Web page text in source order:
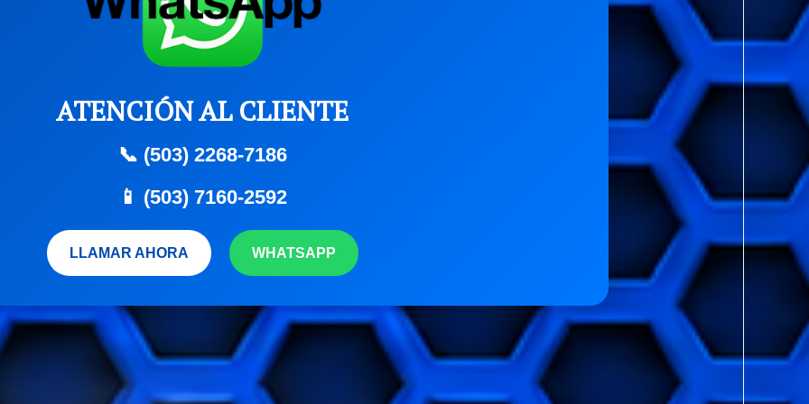
ATENCIÓN AL CLIENTE
📞 (503) 2268-7186
📱 (503) 7160-2592
LLAMAR AHORA WHATSAPP